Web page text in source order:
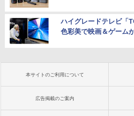
ハイグレードテレビ「
色彩美で映画＆ゲーム
本サイトのご利用について
広告掲載のご案内